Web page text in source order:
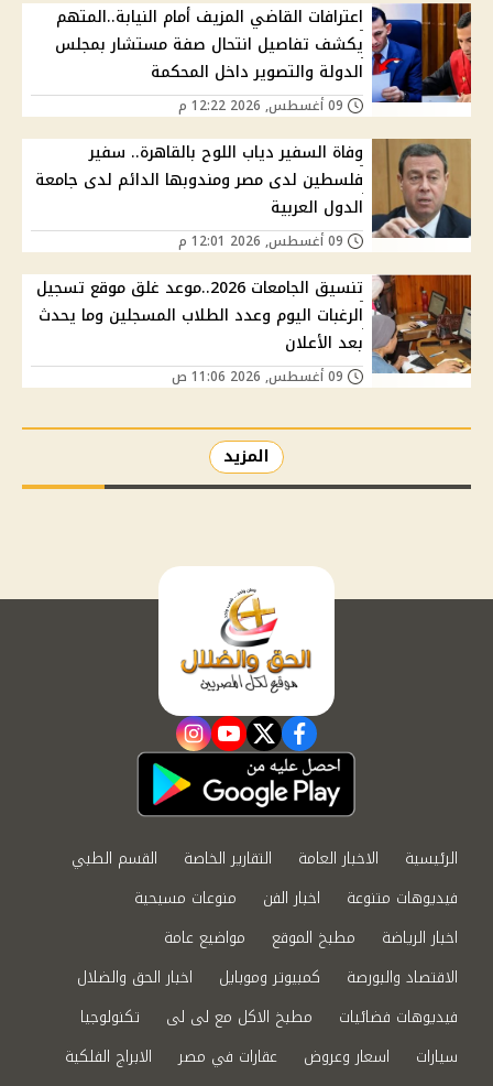
اعترافات القاضي المزيف أمام النيابة..المتهم
يكشف تفاصيل انتحال صفة مستشار بمجلس
الدولة والتصوير داخل المحكمة
وفاة السفير دياب اللوح بالقاهرة.. سفير
فلسطين لدى مصر ومندوبها الدائم لدى جامعة
الدول العربية
تنسيق الجامعات 2026..موعد غلق موقع تسجيل
الرغبات اليوم وعدد الطلاب المسجلين وما يحدث
بعد الأعلان
المزيد
facebook
twitter
youtube
instagram
الرئيسية الاخبار العامة التقارير الخاصة
القسم الطبي
فيديوهات متنوعة
اخبار الفن
منوعات مسيحية
اخبار الرياضة
مطبخ الموقع
مواضيع عامة
الاقتصاد والبورصة
كمبيوتر وموبايل
اخبار الحق والضلال
فيديوهات فضائيات
مطبخ الاكل مع لى لى
تكنولوجيا
سيارات
اسعار وعروض عقارات في مصر
الابراج الفلكية